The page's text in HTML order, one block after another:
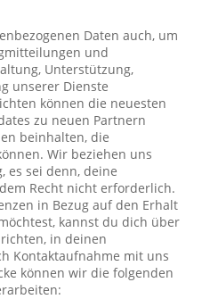
Daten auch, um
und
Unterstützung,
unserer Dienste
können die neuesten
zu neuen Partnern
beinhalten, die
Wir beziehen uns
es sei denn, deine
Recht nicht erforderlich.
in Bezug auf den Erhalt
kannst du dich über
in deinen
Kontaktaufnahme mit uns
können wir die folgenden